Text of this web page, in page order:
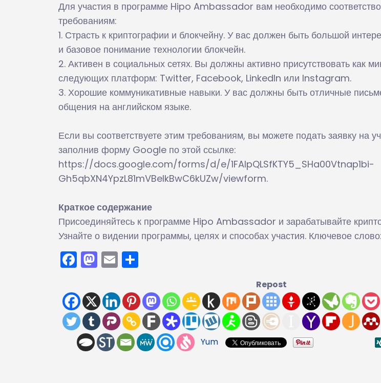
Для участия в программе Hipo Ambassador вам необходимо
требованиям:
1. Страсть к криптографии и блокчейну. У вас должен быть большой
и базовое понимание технологии блокчейн.
2. Активен в социальных сетях. Вы должны активно присутствовать как
следующих платформ: Twitter, Facebook, LinkedIn или Instagram.
3. Хорошие коммуникативные навыки. У вас должны быть отличные
общения на английском языке.
Если вы соответствуете этим требованиям, вы можете подать заявку на
заполнив форму Google по этой ссылке:
https://docs.google.com/forms/d/e/1FAIpQLSfKTY5_SHa00Vtnap1bi-
Gh5qbXN4YpzL81mVBeIkBwC6kUZw/viewform.
Краткое содержание
Присоединяйтесь к программе Hipo Ambassador и зарабатывайте
Узнайте о видении программы, целях и способах участия. Ключевое
Facebook
Mastodon
Email
Repost
Yum